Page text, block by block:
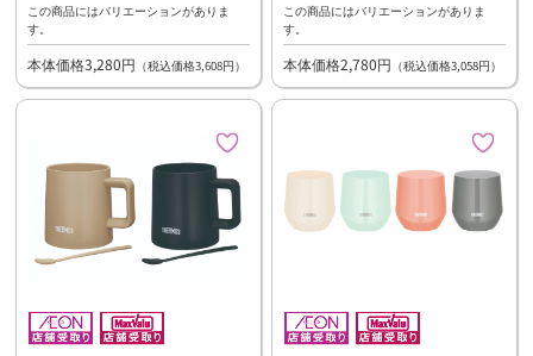
この商品にはバリエーションがありま
す。
本体価格3,280円 （税込価格3,608円）
この商品にはバリエーションがありま
す。
本体価格2,780円 （税込価格3,058円）